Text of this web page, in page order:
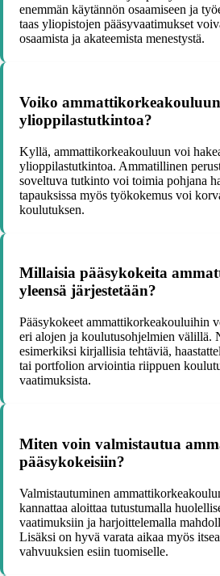
enemmän käytännön osaamiseen ja
taas yliopistojen pääsyvaatimukset
osaamista ja akateemista menestystä.
Voiko
ylioppilastutkintoa?
Kyllä, ammattikorkeakouluun voi
ylioppilastutkintoa. Ammatillinen
soveltuva tutkinto voi toimia pohjana
tapauksissa myös työkokemus voi
koulutuksen.
Millaisia pääsykokeita
yleensä järjestetään?
Pääsykokeet ammattikorkeakouluihin
eri alojen ja koulutusohjelmien välillä.
esimerkiksi kirjallisia tehtäviä,
tai portfolion arviointia riippuen
vaatimuksista.
Miten voin valmistautua
pääsykokeisiin?
Valmistautuminen
kannattaa aloittaa tutustumalla
vaatimuksiin ja harjoittelemalla
Lisäksi on hyvä varata aikaa myös
vahvuuksien esiin tuomiselle.